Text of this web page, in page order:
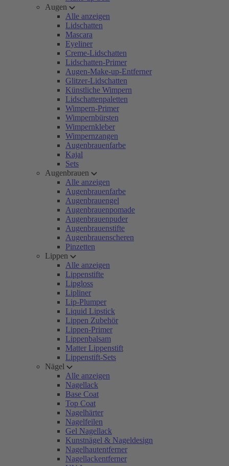
Augen
Alle anzeigen
Lidschatten
Mascara
Eyeliner
Creme-Lidschatten
Lidschatten-Primer
Augen-Make-up-Entferner
Glitzer-Lidschatten
Künstliche Wimpern
Lidschattenpaletten
Wimpern-Primer
Wimpernbürsten
Wimpernkleber
Wimpernzangen
Augenbrauenfarbe
Kajal
Sets
Augenbrauen
Alle anzeigen
Augenbrauenfarbe
Augenbrauengel
Augenbrauenpomade
Augenbrauenpuder
Augenbrauenstifte
Augenbrauenscheren
Pinzetten
Lippen
Alle anzeigen
Lippenstifte
Lipgloss
Lipliner
Lip-Plumper
Liquid Lipstick
Lippen Zubehör
Lippen-Primer
Lippenbalsam
Matter Lippenstift
Lippenstift-Sets
Nägel
Alle anzeigen
Nagellack
Base Coat
Top Coat
Nagelhärter
Nagelfeilen
Gel Nagellack
Kunstnägel & Nageldesign
Nagelhautentferner
Nagellackentferner